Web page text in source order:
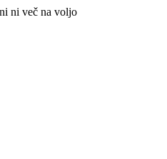
ni več na voljo